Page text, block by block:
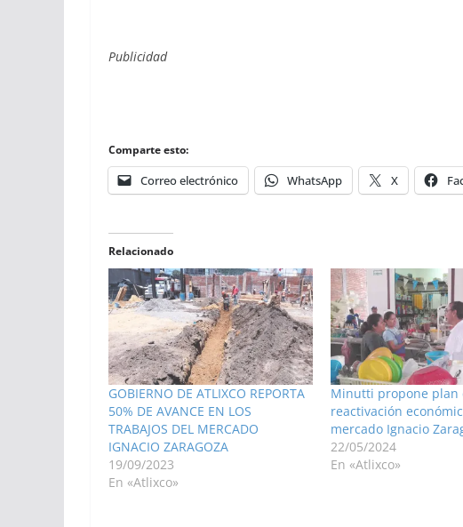
Publicidad
Comparte esto:
Correo electrónico WhatsApp X
Relacionado
GOBIERNO DE ATLIXCO REPORTA
50% DE AVANCE EN LOS
TRABAJOS DEL MERCADO
IGNACIO ZARAGOZA
19/09/2023
En «Atlixco»
Minutti propone plan
reactivación
mercado Ignacio
22/05/2024
En «Atlixco»